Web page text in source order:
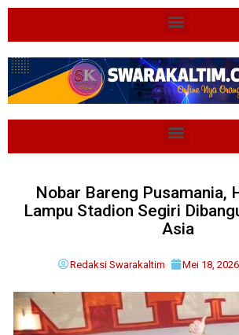
Nobar Bareng Pusamania,
Lampu Stadion Segiri
Asia
Redaksi Swarakaltim Mei 18, 2026